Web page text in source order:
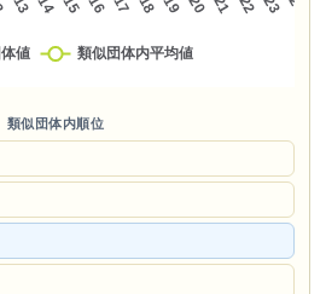
類似団体内順位